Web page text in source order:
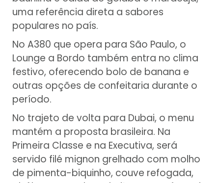
uma referência direta a sabores
populares no país.
No A380 que opera para São Paulo, o
Lounge a Bordo também entra no clima
festivo, oferecendo bolo de banana e
outras opções de confeitaria durante o
período.
No trajeto de volta para Dubai, o menu
mantém a proposta brasileira. Na
Primeira Classe e na Executiva, será
servido filé mignon grelhado com molho
de pimenta-biquinho, couve refogada,